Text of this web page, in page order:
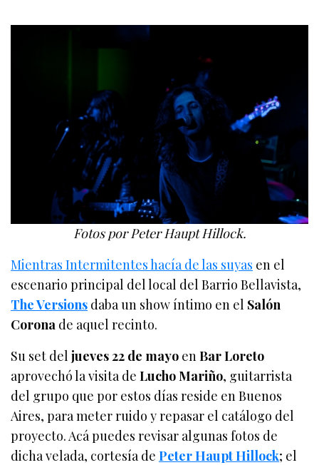
Fotos por Peter Haupt Hillock.
Mientras Intermitentes hacía de las suyas en el
escenario principal del local del Barrio Bellavista,
The Versions daba un show íntimo en el Salón
Corona de aquel recinto.
Su set deljueves 22 de mayo enBar Loreto
aprovechó la visita deLucho Mariño, guitarrista
del grupo que por estos días reside en Buenos
Aires, para meter ruido y repasar el catálogo del
proyecto. Acá puedes revisar algunas fotos de
dicha velada, cortesía dePeter Haupt Hillock; el